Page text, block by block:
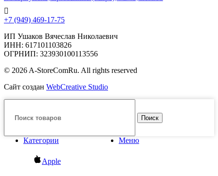
+7 (949) 469-17-75
ИП Ушаков Вячеслав Николаевич
ИНН: 617101103826
ОГРНИП: 323930100113556
© 2026 A-StoreComRu. All rights reserved
Сайт создан WebCreative Studio
Поиск
Меню
Категории
Apple